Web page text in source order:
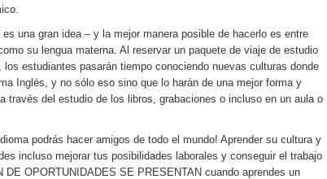
una gran idea – y la mejor manera posible de hacerlo es entre
su lengua materna. Al reservar un paquete de viaje de estudio
los estudiantes pasarán tiempo conociendo nuevas culturas donde
Inglés, y no sólo eso sino que lo harán de una mejor forma y
través del estudio de los libros, grabaciones o incluso en un aula o
podrás hacer amigos de todo el mundo! Aprender su cultura y
incluso mejorar tus posibilidades laborales y conseguir el trabajo
DE OPORTUNIDADES SE PRESENTAN cuando aprendes un